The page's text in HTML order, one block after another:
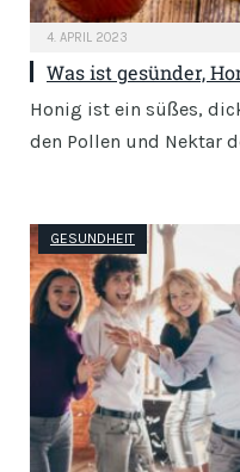
4. APRIL 2023
Was ist gesünder,
Honig ist ein süßes,
den Pollen und Nektar
GESUNDHEIT